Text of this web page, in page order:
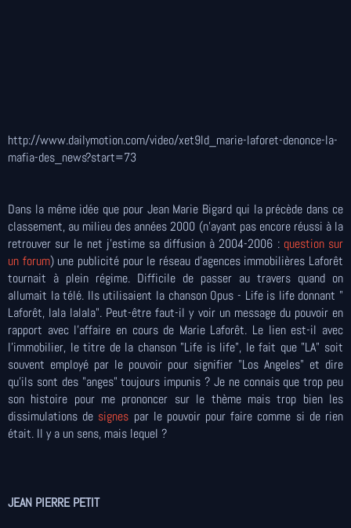
http://www.dailymotion.com/video/xet9ld_marie-laforet-denonce-la-
mafia-des_news?start=73
Dans la même idée que pour Jean Marie Bigard qui la précède dans ce
classement, au milieu des années 2000 (n'ayant pas encore réussi à la
retrouver sur le net j'estime sa diffusion à 2004-2006 : question sur
un forum) une publicité pour le réseau d'agences immobilières Laforêt
tournait à plein régime. Difficile de passer au travers quand on
allumait la télé. Ils utilisaient la chanson Opus - Life is life donnant "
Laforêt, lala lalala". Peut-être faut-il y voir un message du pouvoir en
rapport avec l'affaire en cours de Marie Laforêt. Le lien est-il avec
l'immobilier, le titre de la chanson "Life is life", le fait que "LA" soit
souvent employé par le pouvoir pour signifier "Los Angeles" et dire
qu'ils sont des "anges" toujours impunis ? Je ne connais que trop peu
son histoire pour me prononcer sur le thème mais trop bien les
dissimulations de signes par le pouvoir pour faire comme si de rien
était. Il y a un sens, mais lequel ?
JEAN PIERRE PETIT